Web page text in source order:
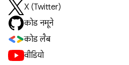
X (Twitter)
कोड नमूने
कोड लैब
वीडियो